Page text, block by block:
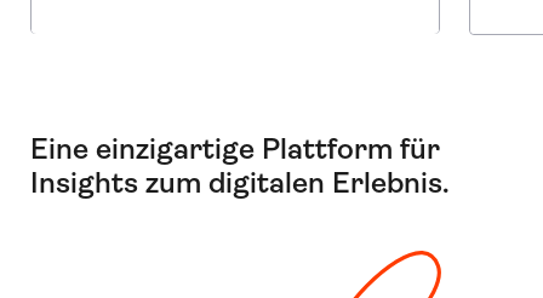
Eine einzigartige Plattform für
Insights zum digitalen Erlebnis.